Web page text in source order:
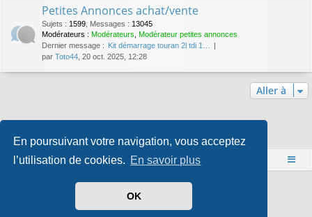
En poursuivant votre navigation, vous acceptez
l’utilisation de cookies. En savoir plus
OK
Petites Annonces achat/vente
Sujets : 1599 Messages : 13045
Modérateurs : Modérateurs Modérateur petites annonces
Dernier message : Kit démarrage touran 2l tdi 1…
par Toto44 , 20 oct. 2025, 12:28
Aller à
Qui est en ligne
Utilisateurs parcourant ce forum : Aucun utilisateur enregistré et 1 invité
Accueil Index du forum
Développé parphpBB® Forum Software © phpBB Limited
Arty- phpBB 3.3 par MrGaby
phpBB-fr.com